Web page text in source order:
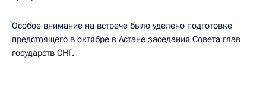
Особое внимание на встрече было уделено подготовке
предстоящего в октябре в Астане заседания Совета глав
государств СНГ.